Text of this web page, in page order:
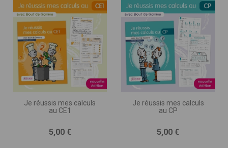
Je réussis mes calculs
au CE1
Prix
5,00 €
Je réussis mes calculs
au CP
Prix
5,00 €